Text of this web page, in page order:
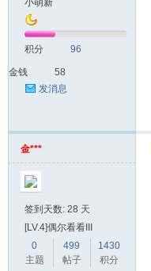
家
小萌新
积分 96
金钱
58
发消息
金***
签到天数: 28 天
[LV.4]偶尔看看III
0
主题
499
帖子
1430
积分